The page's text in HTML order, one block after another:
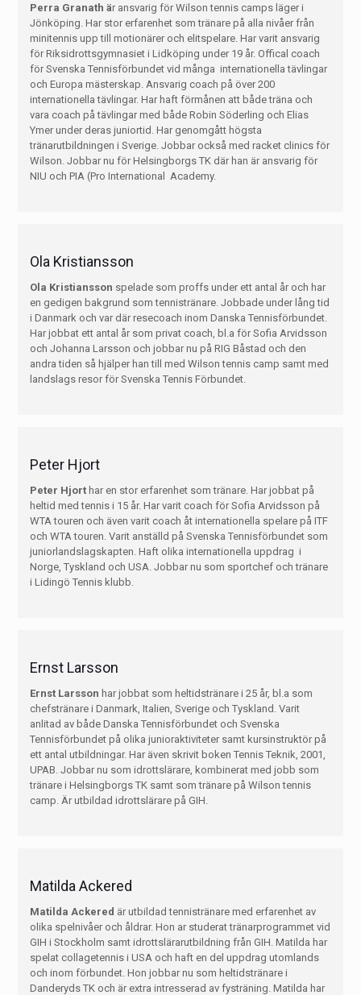
Perra Granath är ansvarig för Wilson tennis camps läger i
Jönköping. Har stor erfarenhet som tränare på alla nivåer från
minitennis upp till motionärer och elitspelare. Har varit ansvarig
för Riksidrottsgymnasiet i Lidköping under 19 år. Offical coach
för Svenska Tennisförbundet vid många internationella tävlingar
och Europa mästerskap. Ansvarig coach på över 200
internationella tävlingar. Har haft förmånen att både träna och
vara coach på tävlingar med både Robin Söderling och Elias
Ymer under deras juniortid. Har genomgått högsta
tränarutbildningen i Sverige. Jobbar också med racket clinics för
Wilson. Jobbar nu för Helsingborgs TK där han är ansvarig för
NIU och PIA (Pro International Academy.
Ola Kristiansson
Ola Kristiansson spelade som proffs under ett antal år och har
en gedigen bakgrund som tennistränare. Jobbade under lång tid
i Danmark och var där resecoach inom Danska Tennisförbundet.
Har jobbat ett antal år som privat coach, bl.a för Sofia Arvidsson
och Johanna Larsson och jobbar nu på RIG Båstad och den
andra tiden så hjälper han till med Wilson tennis camp samt med
landslags resor för Svenska Tennis Förbundet.
Peter Hjort
Peter Hjorthar en stor erfarenhet som tränare. Har jobbat på
heltid med tennis i 15 år. Har varit coach för Sofia Arvidsson på
WTA touren och även varit coach åt internationella spelare på ITF
och WTA touren. Varit anställd på Svenska Tennisförbundet som
juniorlandslagskapten. Haft olika internationella uppdrag i
Norge, Tyskland och USA. Jobbar nu som sportchef och tränare
i Lidingö Tennis klubb.
Ernst Larsson
Ernst Larsson har jobbat som heltidstränare i 25 år, bl.a som
chefstränare i Danmark, Italien, Sverige och Tyskland. Varit
anlitad av både Danska Tennisförbundet och Svenska
Tennisförbundet på olika junioraktiviteter samt kursinstruktör på
ett antal utbildningar. Har även skrivit boken Tennis Teknik, 2001,
UPAB. Jobbar nu som idrottslärare, kombinerat med jobb som
tränare i Helsingborgs TK samt som tränare på Wilson tennis
camp. Är utbildad idrottslärare på GIH.
Matilda Ackered
Matilda Ackered är utbildad tennistränare med erfarenhet av
olika spelnivåer och åldrar. Hon ar studerat tränarprogrammet vid
GIH i Stockholm samt idrottslärarutbildning från GIH. Matilda har
spelat collagetennis i USA och haft en del uppdrag utomlands
och inom förbundet. Hon jobbar nu som heltidstränare i
Danderyds TK och är extra intresserad av fysträning. Matilda har